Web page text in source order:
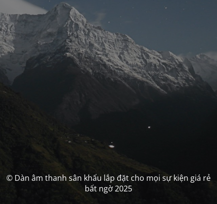
© Dàn âm thanh sân khấu lắp đặt cho mọi sự kiện giá rẻ
bất ngờ 2025